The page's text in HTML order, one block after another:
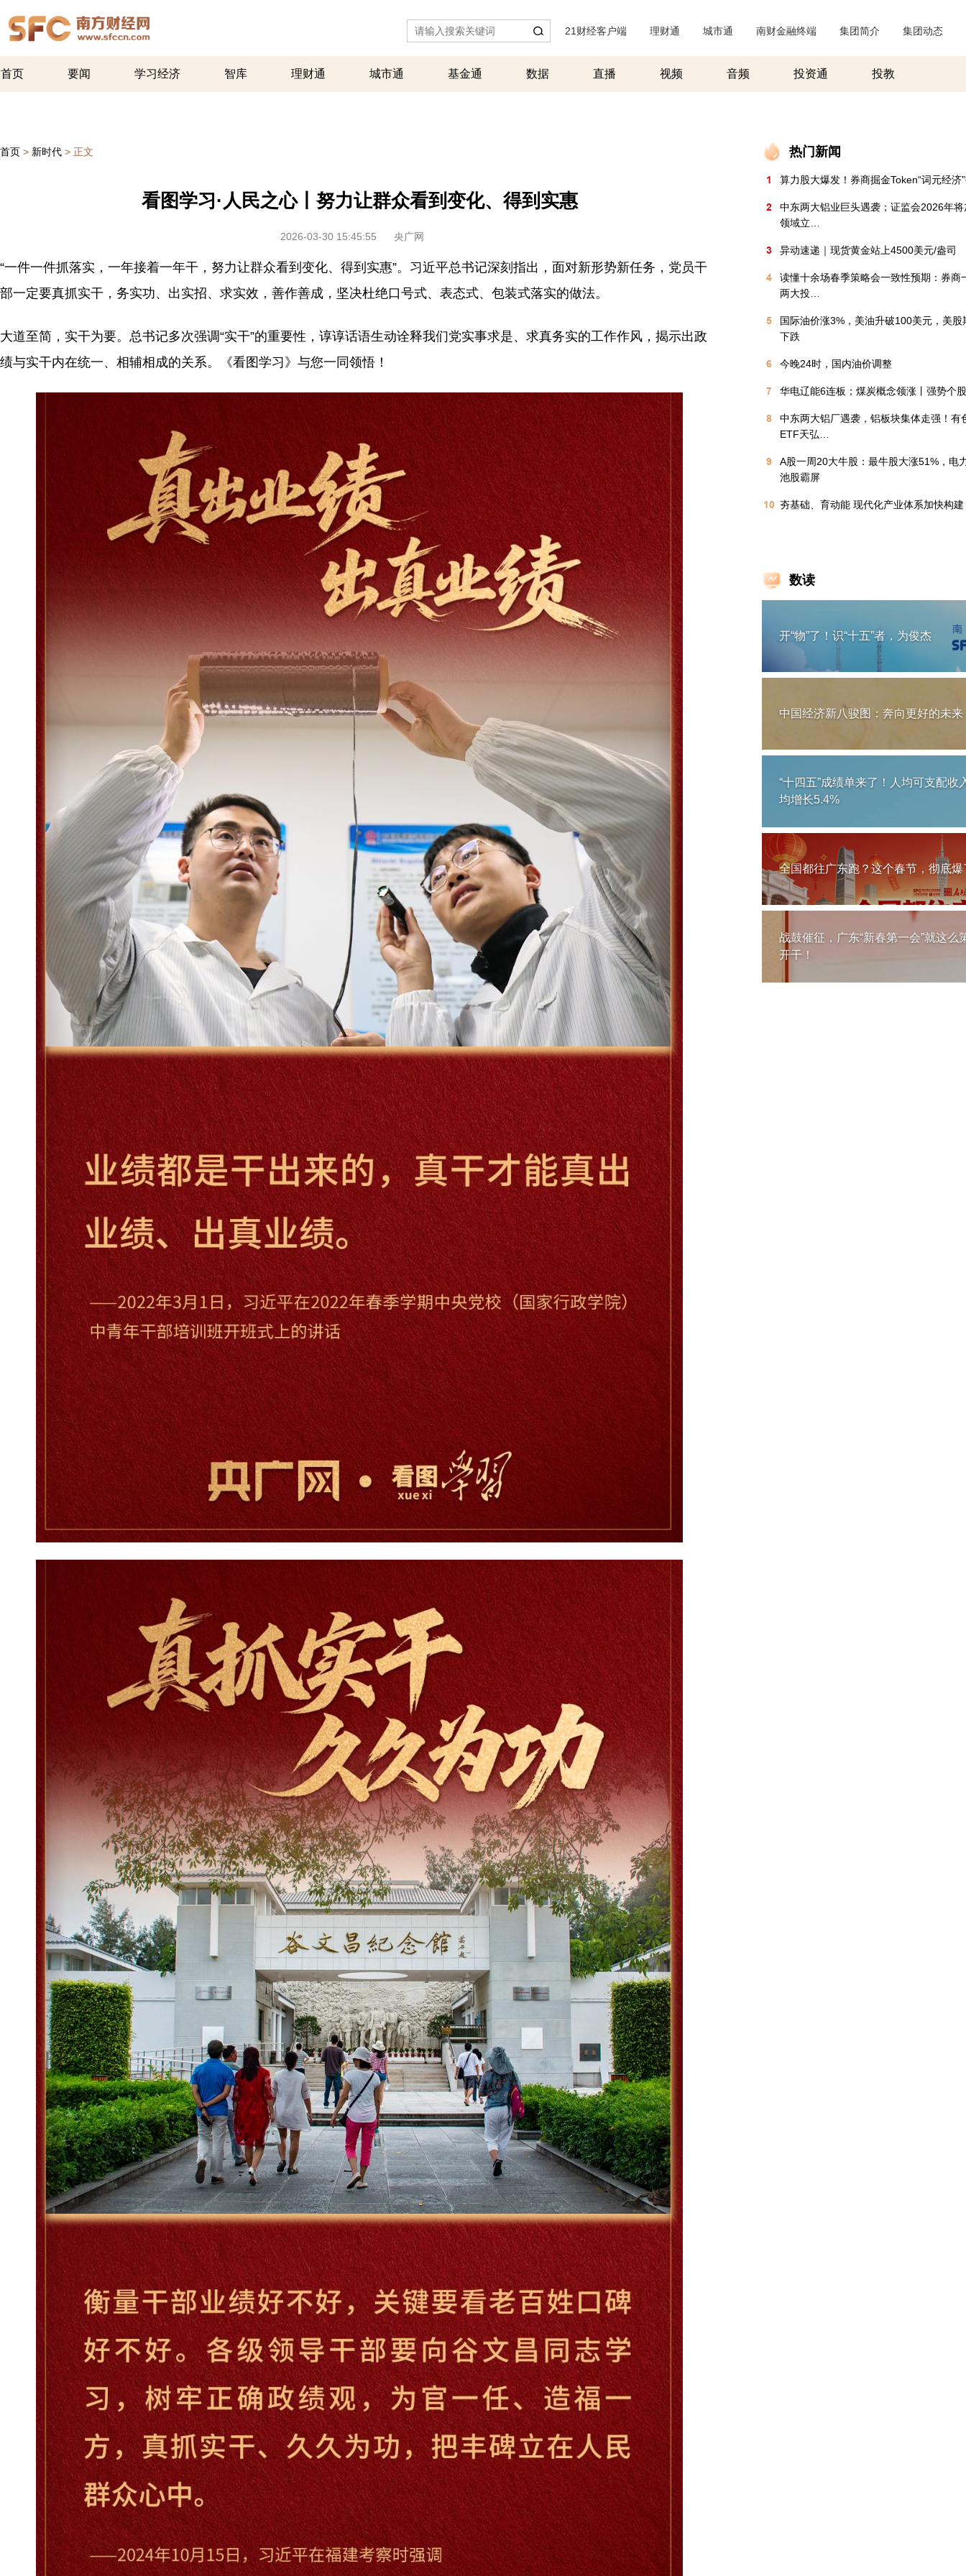
21财经客户端 理财通 城市通 南财金融终端 集团简介 集团动态
首页 要闻 学习经济 智库 理财通 城市通 基金通 数据 直播 视频 音频 投资通 投教
首页 > 新时代 > 正文
看图学习·人民之心丨努力让群众看到变化、得到实惠
2026-03-30 15:45:55 央广网
“一件一件抓落实，一年接着一年干，努力让群众看到变化、得到实惠”。习近平总书记深刻指出，面对新形势新任务，党员干
部一定要真抓实干，务实功、出实招、求实效，善作善成，坚决杜绝口号式、表态式、包装式落实的做法。
大道至简，实干为要。总书记多次强调“实干”的重要性，谆谆话语生动诠释我们党实事求是、求真务实的工作作风，揭示出政
绩与实干内在统一、相辅相成的关系。《看图学习》与您一同领悟！
热门新闻
1 算力股大爆发！券商掘金Token“词元经济
2
中东两大铝业巨头遇袭；证监会2026年
领域立…
3 异动速递｜现货黄金站上4500美元/盎司
4
读懂十余场春季策略会一致性预期：券商
两大投…
5
国际油价涨3%，美油升破100美元，美股
下跌
6 今晚24时，国内油价调整
7 华电辽能6连板；煤炭概念领涨丨强势个股
8
中东两大铝厂遇袭，铝板块集体走强！有
ETF天弘…
9
A股一周20大牛股：最牛股大涨51%，电
池股霸屏
10 夯基础、育动能 现代化产业体系加快构建
数读
开“物”了！识“十五”者，为俊杰
中国经济新八骏图：奔向更好的未来
“十四五”成绩单来了！人均可支配收
均增长5.4%
全国都往广东跑？这个春节，彻底爆
战鼓催征，广东“新春第一会”就这么
开干！